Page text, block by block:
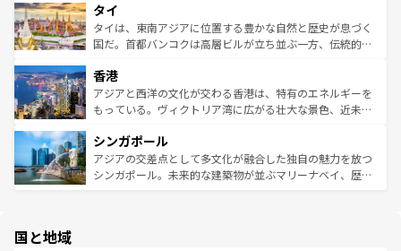
リティに包まれながら、韓国の多彩な魅力を心ゆくまで味
わってみてほしい。 なお、新着の韓国情報はコンテンツ一
覧を参照してほしい。
急速な発展と共に伝統が息づく。ハノイの古い町並みやホ
ーチミン市のフランス統治時代の建物も、独特の雰囲気を
醸し出している。また、バラエティの豊かさとおいしさで
とつ。フォーやバインミー、ベトナムコーヒーなどは、ぜ
ひ現地で味わいたい。どの地域を訪れてもあたたかい人々
が旅行者を迎えてくれるので、きっと忘れられない旅にな
参照してほしい。
タイ
タイは、東南アジアに位置する豊かな自然と歴史が息づく
国だ。首都バンコクは高層ビルが立ち並ぶ一方、伝統的な
の活気が交差している。北部ではチェンマイなどの山岳地
帯で自然と触れ合い、南部ではプーケットやクラビの美し
いビーチでリゾート気分を楽しむことができる。タイ料理
激する。気候は一年中温暖で、どの季節にも異なる楽しみ
が待っている。親しみやすいタイの人々、仏教を中心とし
た文化、そして多様な観光資源が、訪れる旅人を魅了し続
香港
アジアと西洋の文化が交わる香港は、特有のエネルギーを
もっている。ヴィクトリア湾に広がる壮大な景色、近未来
み、どこを訪れても感動するはず。観光スポットが密集し
ており、効率よく見どころを回れるのも魅力。息をのむよ
うな絶景から文化的な体験まで、香港を存分に楽しみ尽く
シンガポール
アジアの交差点として多文化が融合した独自の魅力を放つ
シンガポール。未来的な建築物が並ぶマリーナベイ、歴史
国と地域